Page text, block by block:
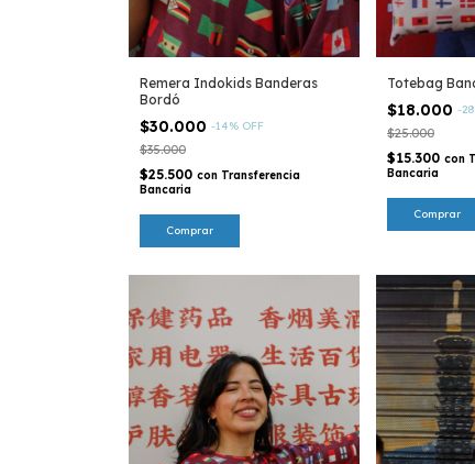
Remera Indokids Banderas
Bordó
$30.000 -14% OFF
$35.000
$25.500 con Transferencia
Bancaria
Comprar
Totebag
$18.000 -28
$25.000
$15.300 con
Bancaria